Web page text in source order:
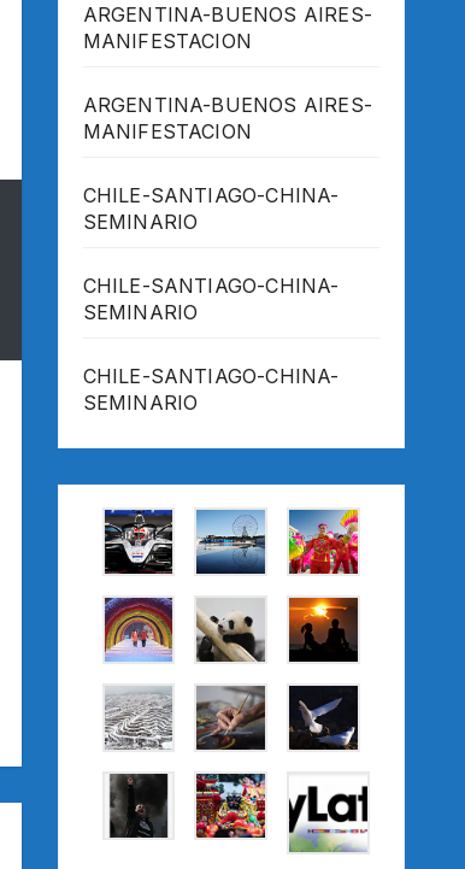
ARGENTINA-BUENOS AIRES-
MANIFESTACION
ARGENTINA-BUENOS AIRES-
MANIFESTACION
CHILE-SANTIAGO-CHINA-
SEMINARIO
CHILE-SANTIAGO-CHINA-
SEMINARIO
CHILE-SANTIAGO-CHINA-
SEMINARIO